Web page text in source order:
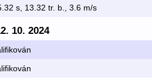
s, 13.32 tr. b., 3.6 m/s
10. 2024